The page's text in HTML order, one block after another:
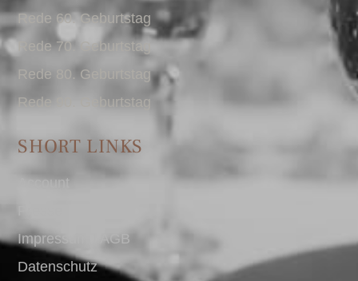
Rede 60. Geburtstag
Rede 70. Geburtstag
Rede 80. Geburtstag
Rede 90. Geburtstag
SHORT LINKS
Account
Impressum I AGB
Datenschutz